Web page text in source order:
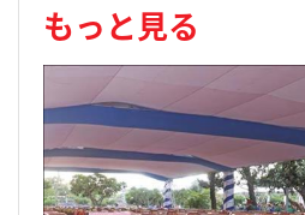
もっと見る